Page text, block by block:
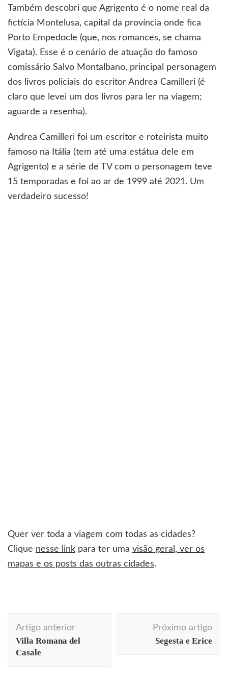
Também descobri que Agrigento é o nome real da
fictícia Montelusa, capital da província onde fica
Porto Empedocle (que, nos romances, se chama
Vigata). Esse é o cenário de atuação do famoso
comissário Salvo Montalbano, principal personagem
dos livros policiais do escritor Andrea Camilleri (é
claro que levei um dos livros para ler na viagem;
aguarde a resenha).
Andrea Camilleri foi um escritor e roteirista muito
famoso na Itália (tem até uma estátua dele em
Agrigento) e a série de TV com o personagem teve
15 temporadas e foi ao ar de 1999 até 2021. Um
verdadeiro sucesso!
Quer ver toda a viagem com todas as cidades?
Clique nesse link para ter uma visão geral, ver os
mapas e os posts das outras cidades.
de
post
Artigo anterior
Villa Romana del
Casale
Próximo artigo
Segesta e Erice